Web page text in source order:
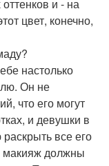
и - на
цвет, конечно,
настолько
Он не
что его могут
и девушки в
все его
макияж должны